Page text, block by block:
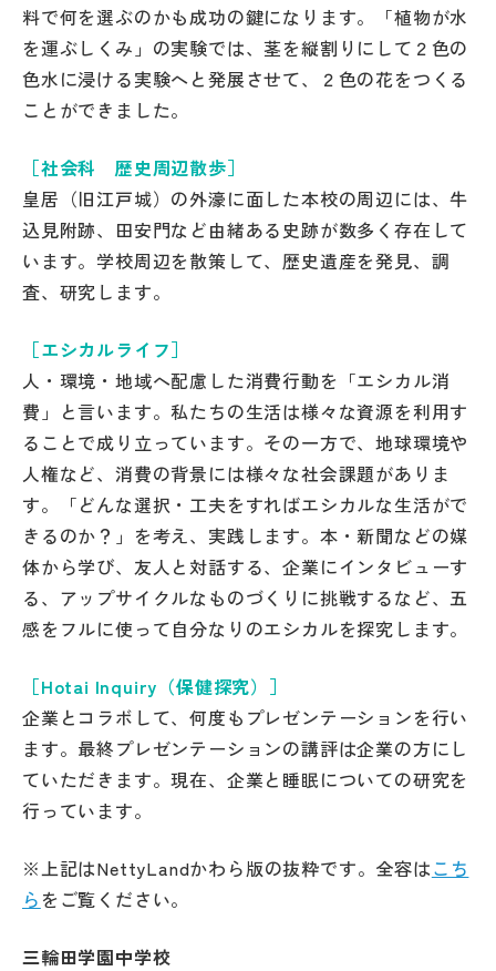
料で何を選ぶのかも成功の鍵になります。「植物が水
を運ぶしくみ」の実験では、茎を縦割りにして２色の
色水に浸ける実験へと発展させて、２色の花をつくる
ことができました。
［社会科 歴史周辺散歩］
皇居（旧江戸城）の外濠に面した本校の周辺には、牛
込見附跡、田安門など由緒ある史跡が数多く存在して
います。学校周辺を散策して、歴史遺産を発見、調
査、研究します。
［エシカルライフ］
人・環境・地域へ配慮した消費行動を「エシカル消
費」と言います。私たちの生活は様々な資源を利用す
ることで成り立っています。その一方で、地球環境や
人権など、消費の背景には様々な社会課題がありま
す。「どんな選択・工夫をすればエシカルな生活がで
きるのか？」を考え、実践します。本・新聞などの媒
体から学び、友人と対話する、企業にインタビューす
る、アップサイクルなものづくりに挑戦するなど、五
感をフルに使って自分なりのエシカルを探究します。
［Hotai Inquiry（保健探究）］
企業とコラボして、何度もプレゼンテーションを行い
ます。最終プレゼンテーションの講評は企業の方にし
ていただきます。現在、企業と睡眠についての研究を
行っています。
※上記はNettyLandかわら版の抜粋です。全容はこち
ら をご覧ください。
三輪田学園中学校